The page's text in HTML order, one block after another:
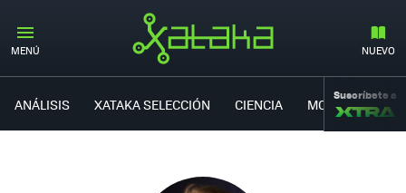
MENÚ NUEVO
ANÁLISIS XATAKA SELECCIÓN CIENCIA MOVILIDAD
Suscríbete a